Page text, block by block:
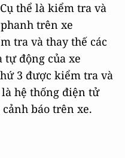
thể là kiểm tra và
trên xe
tra và thay thế các
tự động của xe
3 được kiểm tra và
hệ thống điện tử
báo trên xe.